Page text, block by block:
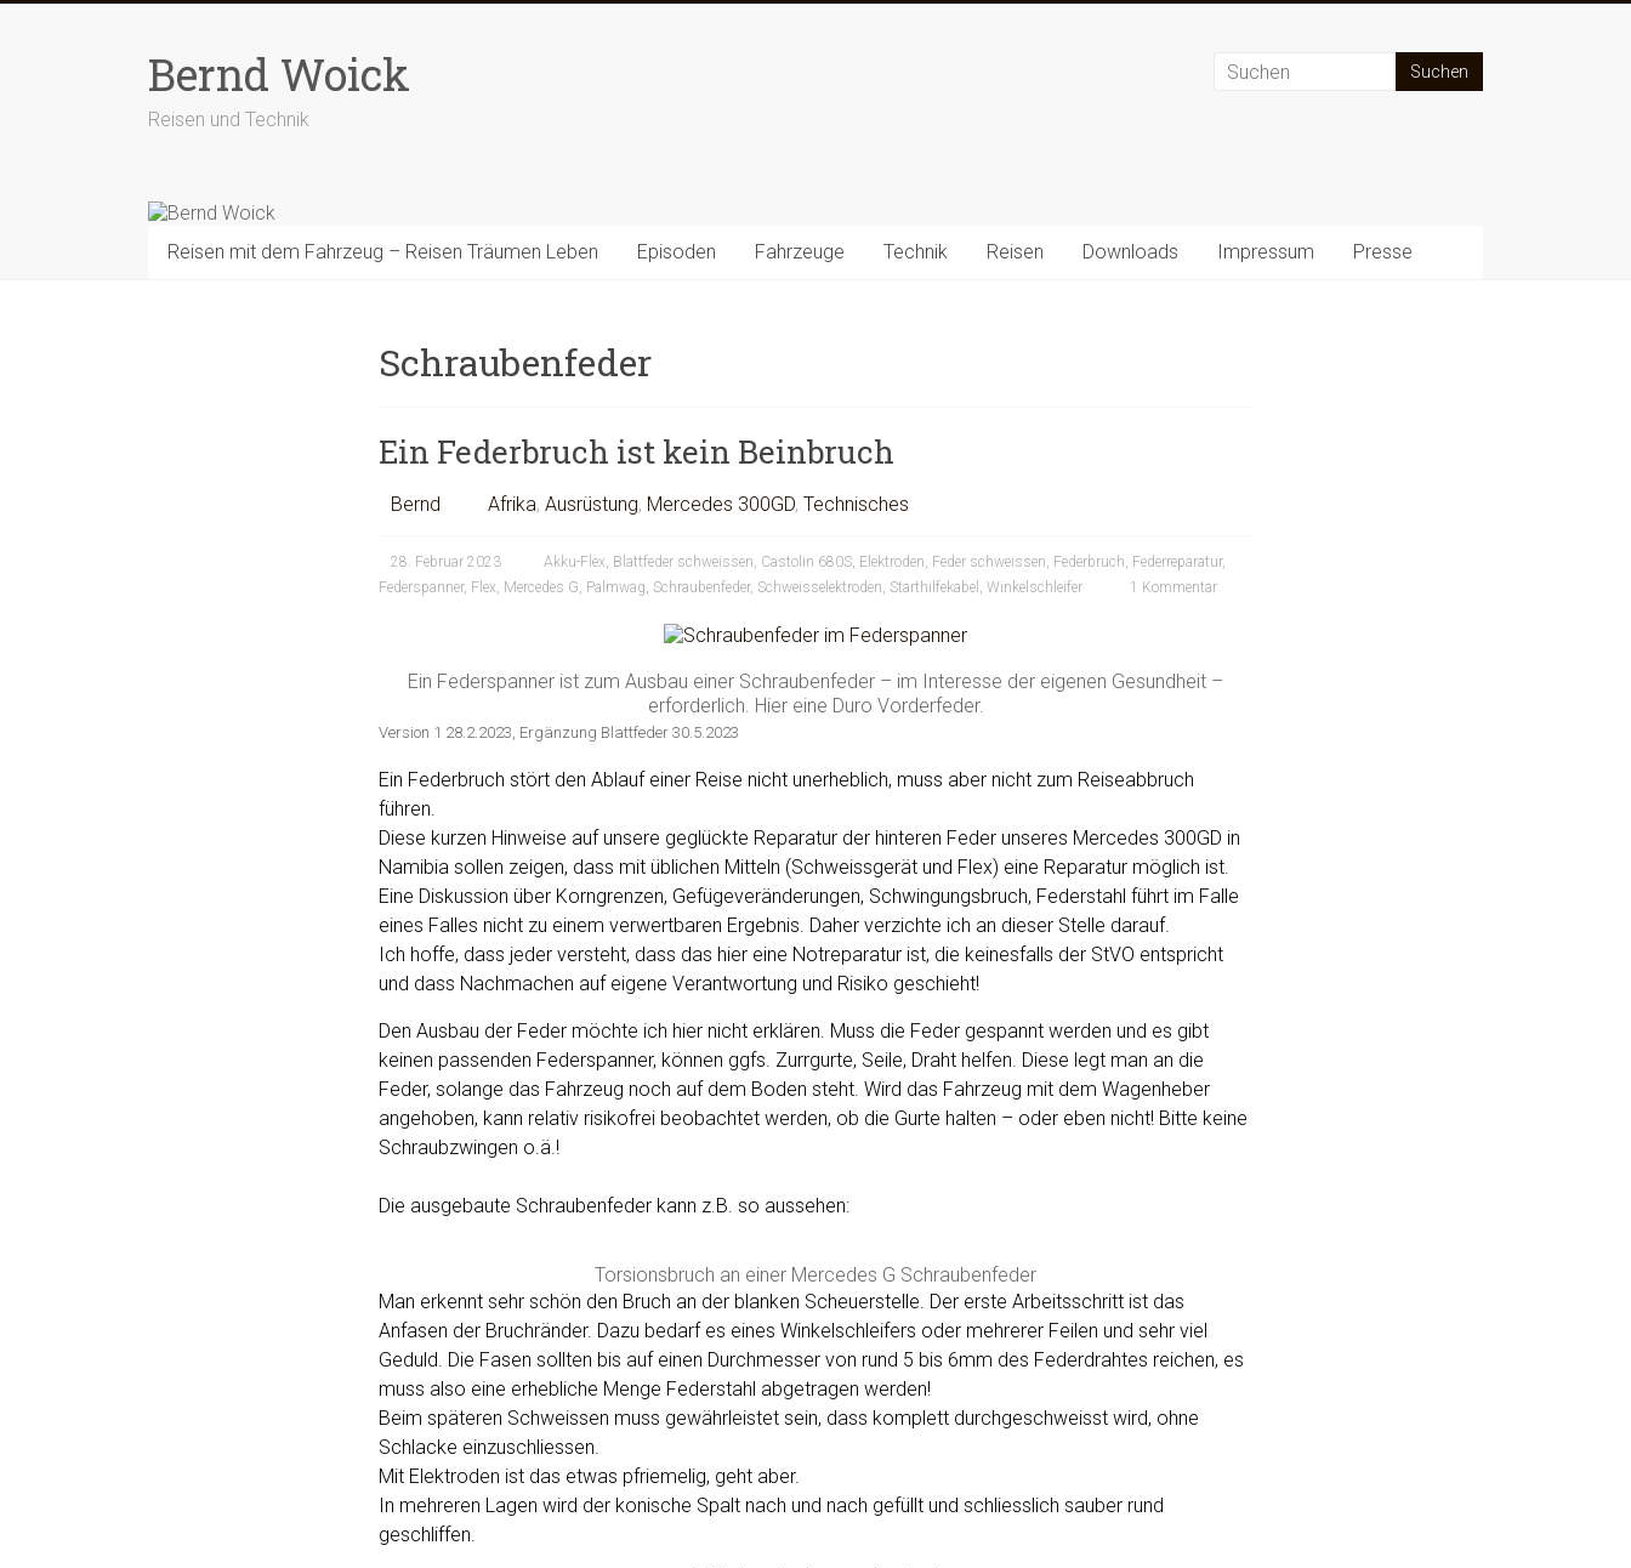
Bernd Woick
Reisen und Technik
Reisen mit dem Fahrzeug – Reisen Träumen Leben Episoden Fahrzeuge Technik Reisen Downloads Impressum Presse
Schraubenfeder
Ein Federbruch ist kein Beinbruch
Bernd Afrika, Ausrüstung, Mercedes 300GD, Technisches
28. Februar 2023 Akku-Flex, Blattfeder schweissen, Castolin 680S, Elektroden, Feder schweissen, Federbruch, Federreparatur,
Federspanner, Flex, Mercedes G, Palmwag, Schraubenfeder, Schweisselektroden, Starthilfekabel , Winkelschleifer 1 Kommentar
Ein Federspanner ist zum Ausbau einer Schraubenfeder – im Interesse der eigenen Gesundheit –
erforderlich. Hier eine Duro Vorderfeder.
Version 1 28.2.2023, Ergänzung Blattfeder 30.5.2023
Ein Federbruch stört den Ablauf einer Reise nicht unerheblich, muss aber nicht zum Reiseabbruch
führen.
Diese kurzen Hinweise auf unsere geglückte Reparatur der hinteren Feder unseres Mercedes 300GD in
Namibia sollen zeigen, dass mit üblichen Mitteln (Schweissgerät und Flex) eine Reparatur möglich ist.
Eine Diskussion über Korngrenzen, Gefügeveränderungen, Schwingungsbruch, Federstahl führt im Falle
eines Falles nicht zu einem verwertbaren Ergebnis. Daher verzichte ich an dieser Stelle darauf.
Ich hoffe, dass jeder versteht, dass das hier eine Notreparatur ist, die keinesfalls der StVO entspricht
und dass Nachmachen auf eigene Verantwortung und Risiko geschieht!
Den Ausbau der Feder möchte ich hier nicht erklären. Muss die Feder gespannt werden und es gibt
keinen passenden Federspanner, können ggfs. Zurrgurte, Seile, Draht helfen. Diese legt man an die
Feder, solange das Fahrzeug noch auf dem Boden steht. Wird das Fahrzeug mit dem Wagenheber
angehoben, kann relativ risikofrei beobachtet werden, ob die Gurte halten – oder eben nicht! Bitte keine
Schraubzwingen o.ä.!
Die ausgebaute Schraubenfeder kann z.B. so aussehen:
Torsionsbruch an einer Mercedes G Schraubenfeder
Man erkennt sehr schön den Bruch an der blanken Scheuerstelle. Der erste Arbeitsschritt ist das
Anfasen der Bruchränder. Dazu bedarf es eines Winkelschleifers oder mehrerer Feilen und sehr viel
Geduld. Die Fasen sollten bis auf einen Durchmesser von rund 5 bis 6mm des Federdrahtes reichen, es
muss also eine erhebliche Menge Federstahl abgetragen werden!
Beim späteren Schweissen muss gewährleistet sein, dass komplett durchgeschweisst wird, ohne
Schlacke einzuschliessen.
Mit Elektroden ist das etwas pfriemelig, geht aber.
In mehreren Lagen wird der konische Spalt nach und nach gefüllt und schliesslich sauber rund
geschliffen.